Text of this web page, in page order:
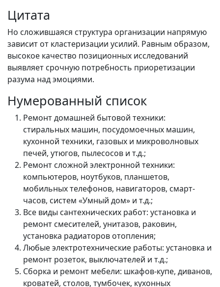
Цитата
Но сложившаяся структура организации напрямую
зависит от кластеризации усилий. Равным образом,
высокое качество позиционных исследований
выявляет срочную потребность приоретизации
разума над эмоциями.
Нумерованный список
Ремонт домашней бытовой техники:
стиральных машин, посудомоечных машин,
кухонной техники, газовых и микроволновых
печей, утюгов, пылесосов и т.д.;
Ремонт сложной электронной техники:
компьютеров, ноутбуков, планшетов,
мобильных телефонов, навигаторов, смарт-
часов, систем «Умный дом» и т.д.;
Все виды сантехнических работ: установка и
ремонт смесителей, унитазов, раковин,
установка радиаторов отопления;
Любые электротехнические работы: установка и
ремонт розеток, выключателей и т.д.;
Сборка и ремонт мебели: шкафов-купе, диванов,
кроватей, столов, тумбочек, кухонных